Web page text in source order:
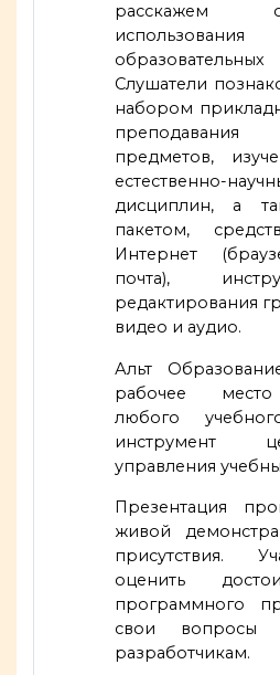
расскажем
Слушатели
набором
предметов,
естественно-
дисциплин, а
пакетом,
Интернет
почта),
редактирования
видео и аудио.
Альт
рабочее место
любого
инструмент
управления
Презентация
живой
присутствия.
оценить
программного
свои вопросы
разработчикам.